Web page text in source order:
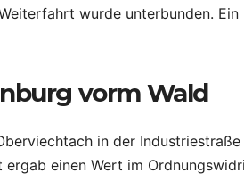
wurde unterbunden.
vorm Wald
in der
einen Wert im